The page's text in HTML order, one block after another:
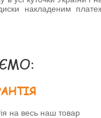
накладеним
на весь наш товар